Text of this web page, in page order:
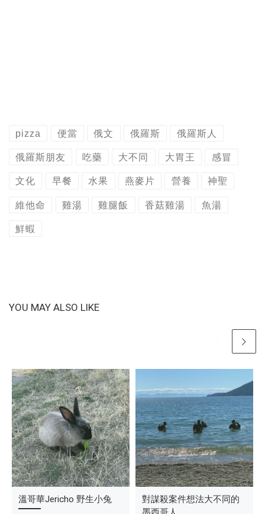
pizza 便當 俄文 俄羅斯 俄羅斯人
俄羅斯朋友 吃藥 大不同 大胃王 感冒
文化 早餐 水果 燕麥片 營養 神聖
維他命 雞湯 雞腿飯 香菇雞湯 魚湯
鮮蝦
YOU MAY ALSO LIKE
溫哥華超美櫻花季 到處排隊的溫哥華
溫哥華Jericho 野生小兔
對謀殺案件想法大不同的